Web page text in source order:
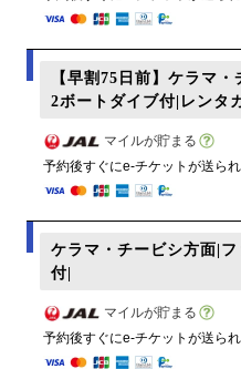
【早割75日前】ケラマ
2ボートダイブ付|レンタ
マイルが貯まる
予約後すぐにe-チケットが送ら
ケラマ・チービシ方面|
付|
マイルが貯まる
予約後すぐにe-チケットが送ら